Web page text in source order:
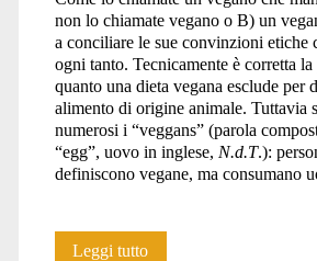
non lo chiamate vegano o B) un
a conciliare le sue convinzioni etiche
ogni tanto. Tecnicamente è corretta
quanto una dieta vegana esclude per
alimento di origine animale. Tuttavia
numerosi i “veggans” (parola
“egg”, uovo in inglese, N.d.T.):
definiscono vegane, ma consumano
Leggi tuttoSi